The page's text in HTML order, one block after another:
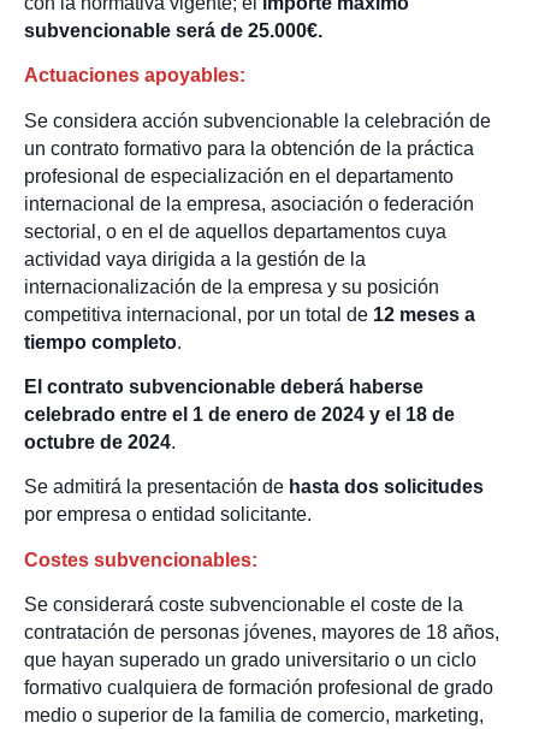
subvencionable será de 25.000€.
Actuaciones apoyables:
Se considera acción subvencionable la celebración de
un contrato formativo para la obtención de la práctica
profesional de especialización en el departamento
internacional de la empresa, asociación o federación
sectorial, o en el de aquellos departamentos cuya
actividad vaya dirigida a la gestión de la
internacionalización de la empresa y su posición
competitiva internacional, por un total de 12 meses a
tiempo completo.
El contrato subvencionable deberá haberse
celebrado entre el 1 de enero de 2024 y el 18 de
octubre de 2024.
Se admitirá la presentación de hasta dos solicitudes
por empresa o entidad solicitante.
Costes subvencionables:
Se considerará coste subvencionable el coste de la
contratación de personas jóvenes, mayores de 18 años,
que hayan superado un grado universitario o un ciclo
formativo cualquiera de formación profesional de grado
medio o superior de la familia de comercio, marketing,